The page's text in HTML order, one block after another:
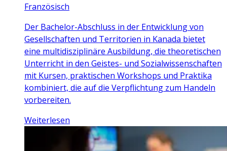
Französisch
Der Bachelor-Abschluss in der Entwicklung von
Gesellschaften und Territorien in Kanada bietet
eine multidisziplinäre Ausbildung, die theoretischen
Unterricht in den Geistes- und Sozialwissenschaften
mit Kursen, praktischen Workshops und Praktika
kombiniert, die auf die Verpflichtung zum Handeln
vorbereiten.
Weiterlesen